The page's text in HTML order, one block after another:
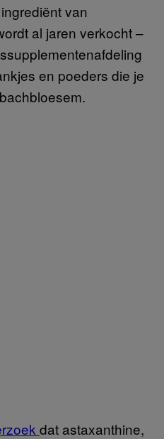
van
al jaren verkocht –
en poeders die je
dat astaxanthine,